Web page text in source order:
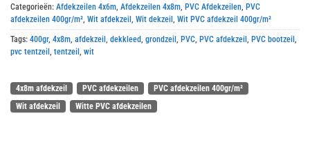
Categorieën: Afdekzeilen 4x6m, Afdekzeilen 4x8m, PVC Afdekzeilen, PVC
afdekzeilen 400gr/m², Wit afdekzeil , Wit dekzeil , Wit PVC afdekzeil 400gr/m²
Tags: 400gr, 4x8m, afdekzeil , dekkleed, grondzeil , PVC, PVC afdekzeil , PVC bootzeil ,
pvc tentzeil , tentzeil , wit
4x8m afdekzeil PVC afdekzeilen
PVC afdekzeilen 400gr/m²
Wit afdekzeil
Witte PVC afdekzeilen